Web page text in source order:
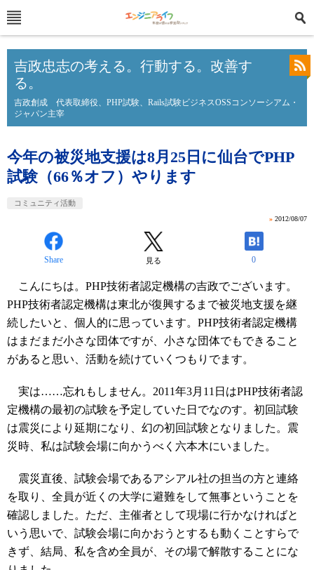
吉政忠志の考える。行動する。改善す
る。
吉政創成 代表取締役、PHP試験、Rails試験ビジネスOSSコンソーシアム・
ジャパン主宰
今年の被災地支援は8月25日に仙台でPHP
試験（66％オフ）やります
コミュニティ活動
» 2012/08/07
Share 見る 0
こんにちは。PHP技術者認定機構の吉政でございます。
PHP技術者認定機構は東北が復興するまで被災地支援を継
続したいと、個人的に思っています。PHP技術者認定機構
はまだまだ小さな団体ですが、小さな団体でもできること
があると思い、活動を続けていくつもりでます。
実は……忘れもしません。2011年3月11日はPHP技術者認
定機構の最初の試験を予定していた日でなのす。初回試験
は震災により延期になり、幻の初回試験となりました。震
災時、私は試験会場に向かうべく六本木にいました。
震災直後、試験会場であるアシアル社の担当の方と連絡
を取り、全員が近くの大学に避難をして無事ということを
確認しました。ただ、主催者として現場に行かなければと
いう思いで、試験会場に向かおうとするも動くことすらで
きず、結局、私を含め全員が、その場で解散することにな